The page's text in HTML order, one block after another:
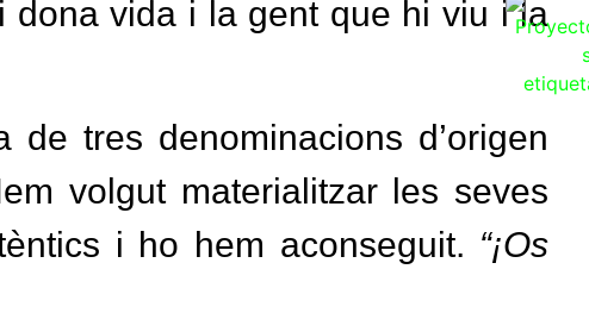
dona vida i la gent que hi viu i la
tres denominacions d’origen
volgut materialitzar les seves
i ho hem aconseguit. “¡Os